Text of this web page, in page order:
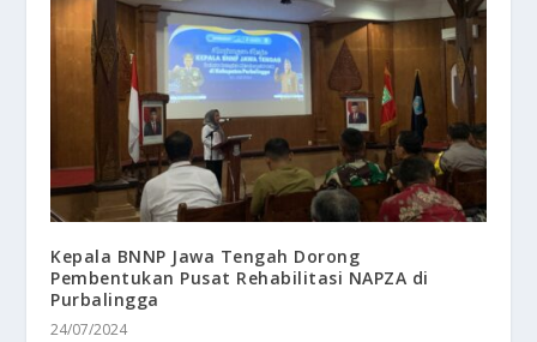
Kepala BNNP Jawa Tengah Dorong
Pembentukan Pusat Rehabilitasi NAPZA di
Purbalingga
24/07/2024